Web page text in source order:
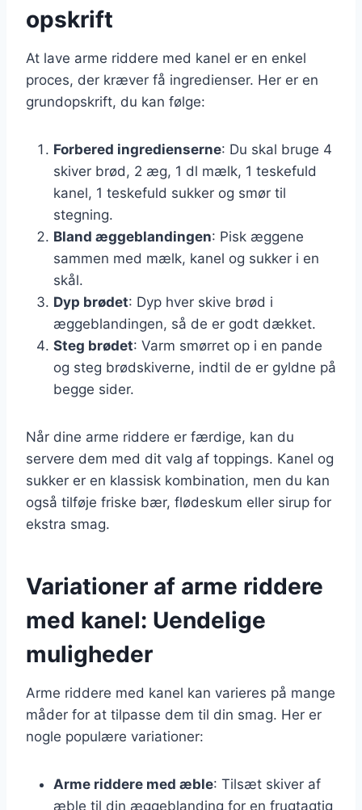
opskrift
At lave arme riddere med kanel er en enkel
proces, der kræver få ingredienser. Her er en
grundopskrift, du kan følge:
Forbered ingredienserne: Du skal bruge 4
skiver brød, 2 æg, 1 dl mælk, 1 teskefuld
kanel, 1 teskefuld sukker og smør til
stegning.
Bland æggeblandingen: Pisk æggene
sammen med mælk, kanel og sukker i en
skål.
Dyp brødet: Dyp hver skive brød i
æggeblandingen, så de er godt dækket.
Steg brødet: Varm smørret op i en pande
og steg brødskiverne, indtil de er gyldne på
begge sider.
Når dine arme riddere er færdige, kan du
servere dem med dit valg af toppings. Kanel og
sukker er en klassisk kombination, men du kan
også tilføje friske bær, flødeskum eller sirup for
ekstra smag.
Variationer af arme riddere
med kanel: Uendelige
muligheder
Arme riddere med kanel kan varieres på mange
måder for at tilpasse dem til din smag. Her er
nogle populære variationer:
Arme riddere med æble: Tilsæt skiver af
æble til din æggeblanding for en frugtagtig